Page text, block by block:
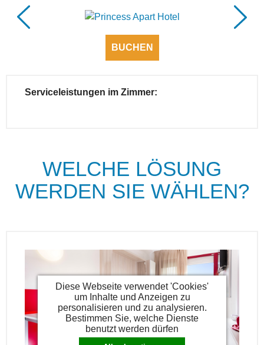
BUCHEN
Serviceleistungen im Zimmer:
WELCHE LÖSUNG
WERDEN SIE WÄHLEN?
Diese Webseite verwendet 'Cookies'
um Inhalte und Anzeigen zu
personalisieren und zu analysieren.
Bestimmen Sie, welche Dienste
benutzt werden dürfen